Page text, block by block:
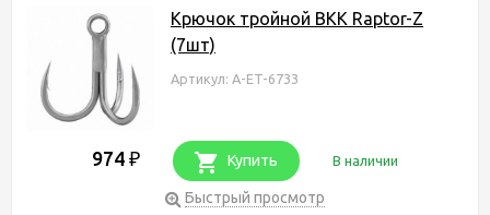
Крючок тройной BKK Raptor-Z
(7шт)
Артикул: A-ET-6733
974 ₽ Купить В наличии
Быстрый просмотр